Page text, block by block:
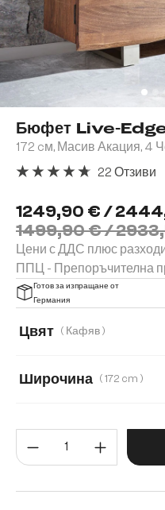
Бюфет Live-
172 cм, Масив Акация, 4
1249,90 € /
1499,90 € /
Цени с ДДС плюс
ППЦ - Препоръчителна
22 Отзиви
Готов за изпращане от
Германия
Цвят ( Кафяв )
Широчина ( 172 cm )